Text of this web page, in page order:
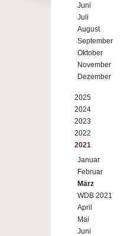
Juni
Juli
August
September
Oktober
November
Dezember
2025
2024
2023
2022
2021
Januar
Februar
März
WDB 2021
April
Mai
Juni